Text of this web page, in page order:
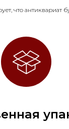
что антиквариат